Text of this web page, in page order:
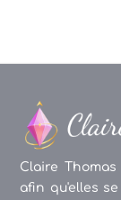
Claire
afin qu'elles